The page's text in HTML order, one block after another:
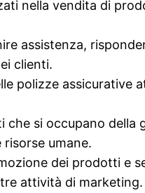
nella vendita di
assistenza,
clienti.
polizze assicurative
che si occupano della
umane.
dei prodotti e
attività di marketing.